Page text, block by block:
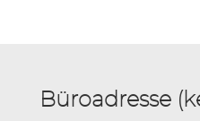
Büroadresse